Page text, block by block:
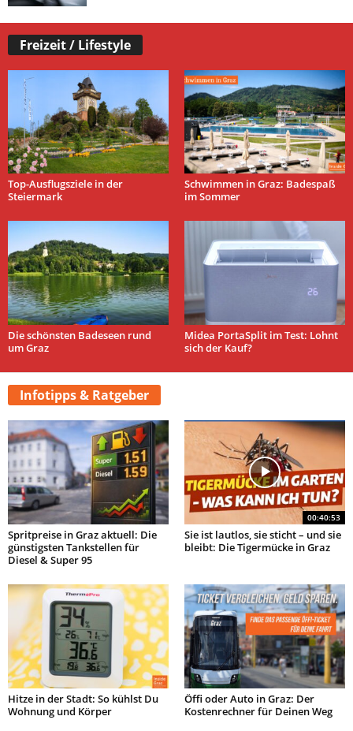
Freizeit / Lifestyle
Top-Ausflugsziele in der
Steiermark
Schwimmen in Graz: Badespaß
im Sommer
Die schönsten Badeseen rund
um Graz
Midea PortaSplit im Test: Lohnt
sich der Kauf?
Infotipps & Ratgeber
Spritpreise in Graz aktuell: Die
günstigsten Tankstellen für
Diesel & Super 95
00:40:53
Sie ist lautlos, sie sticht – und sie
bleibt: Die Tigermücke in Graz
Hitze in der Stadt: So kühlst Du
Wohnung und Körper
Öffi oder Auto in Graz: Der
Kostenrechner für Deinen Weg